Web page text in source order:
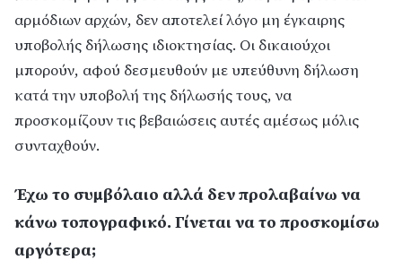
αρμόδιων αρχών, δεν αποτελεί λόγο μη έγκαιρης
υποβολής δήλωσης ιδιοκτησίας. Οι δικαιούχοι
μπορούν, αφού δεσμευθούν με υπεύθυνη δήλωση
κατά την υποβολή της δήλωσής τους, να
προσκομίζουν τις βεβαιώσεις αυτές αμέσως μόλις
συνταχθούν.
Έχω το συμβόλαιο αλλά δεν προλαβαίνω να
κάνω τοπογραφικό. Γίνεται να το προσκομίσω
αργότερα;